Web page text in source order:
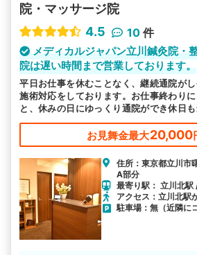
院・マッサージ院
4.5
10 件
メディカルジャパン立川鍼灸院・
院は遅い時間まで営業しております。
平日お仕事を休むことなく、継続通院が
施術対応をしております。お仕事終わり
と、休みの日にゆっくり通院ができ休日
ます。
お見舞金最大20,000
住所：東京都立川
A部分
最寄り駅： 立川北
アクセス：立川北駅
駐車場：無（近隣に